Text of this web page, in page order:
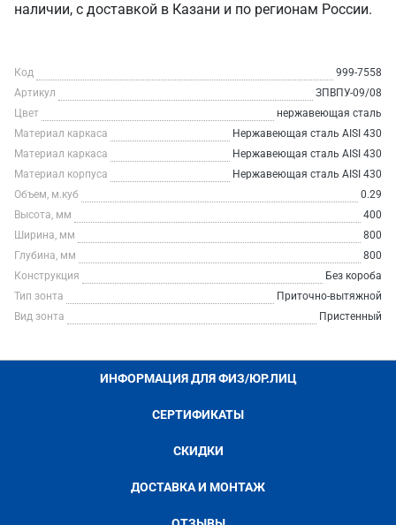
наличии, с доставкой в Казани и по регионам России.
Код
999-7558
Артикул
ЗПВПУ-09/08
Цвет
нержавеющая сталь
Материал каркаса
Нержавеющая сталь AISI 430
Материал каркаса
Нержавеющая сталь AISI 430
Материал корпуса
Нержавеющая сталь AISI 430
Объем, м.куб
0.29
Высота, мм
400
Ширина, мм
800
Глубина, мм
800
Конструкция
Без короба
Тип зонта
Приточно-вытяжной
Вид зонта
Пристенный
ИНФОРМАЦИЯ ДЛЯ ФИЗ/ЮР.ЛИЦ
СЕРТИФИКАТЫ
СКИДКИ
ДОСТАВКА И МОНТАЖ